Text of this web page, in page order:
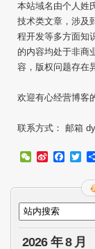
本站域名由个人姓
技术类文章，涉及
程开发等多方面知
的内容均处于非商
容，版权问题存在
欢迎有心经营博客
联系方式： 邮箱
WeChat
Sina
2026 年 8 月